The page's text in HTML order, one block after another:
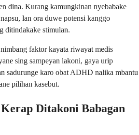
dina. Kurang kamungkinan nyebabake
lan ora duwe potensi kanggo
ditindakake stimulan.
faktor kayata riwayat medis
sing sampeyan lakoni, gaya urip
sadurunge karo obat ADHD nalika mbantu
pilihan kasebut.
Ditakoni Babagan